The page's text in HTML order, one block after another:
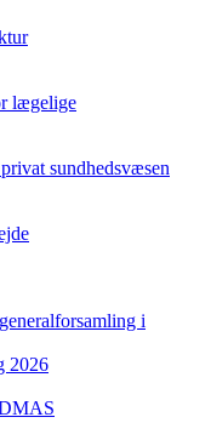
lægelige
sundhedsvæsen
i
2026